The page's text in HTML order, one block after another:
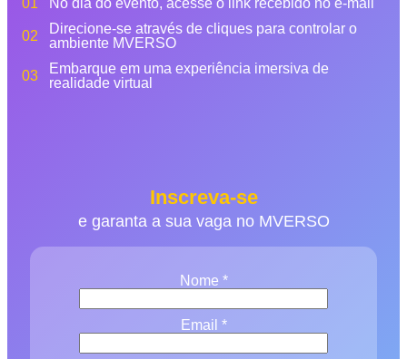
01 No dia do evento, acesse o link recebido no e-mail
02
Direcione-se através de cliques para controlar o
ambiente MVERSO
03
Embarque em uma experiência imersiva de
realidade virtual
Inscreva-se
e garanta a sua vaga no MVERSO
Nome *
Email *